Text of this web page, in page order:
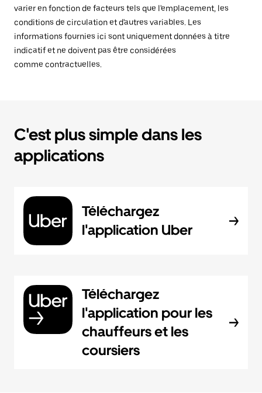
varier en fonction de facteurs tels que l'emplacement, les
conditions de circulation et d'autres variables. Les
informations fournies ici sont uniquement données à titre
indicatif et ne doivent pas être considérées
comme contractuelles.
C'est plus simple dans les
applications
Téléchargez
l'application Uber
Téléchargez
l'application pour les
chauffeurs et les
coursiers